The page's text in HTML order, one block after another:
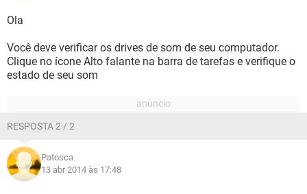
Ola
Você deve verificar os drives de som de seu computador.
Clique no ícone Alto falante na barra de tarefas e verifique o
estado de seu som
RESPOSTA 2 / 2
Patosca
13 abr 2014 às 17:48